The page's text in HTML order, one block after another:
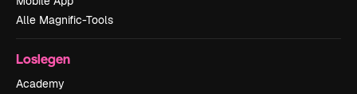
Alle Magnific-Tools
Loslegen
Academy